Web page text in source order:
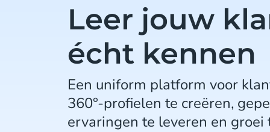
Leer jouw
écht kennen
Een uniform platform voor
360°-profielen te creëren,
ervaringen te leveren en groei